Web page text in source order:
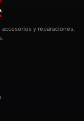
y reparaciones,